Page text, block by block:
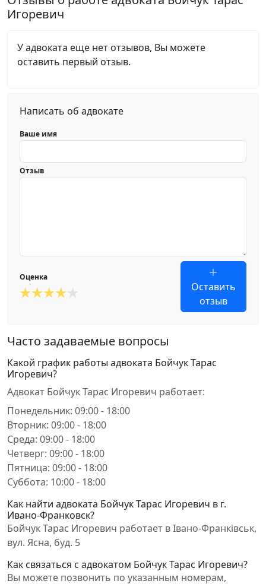
Игоревич
У адвоката еще нет отзывов, Вы можете
оставить первый отзыв.
Написать об адвокате
Ваше имя
Отзыв
Оценка
Оставить
отзыв
Часто задаваемые вопросы
Какой график работы адвоката Бойчук Тарас
Игоревич?
Адвокат Бойчук Тарас Игоревич работает:
Понедельник: 09:00 - 18:00
Вторник: 09:00 - 18:00
Среда: 09:00 - 18:00
Четверг: 09:00 - 18:00
Пятница: 09:00 - 18:00
Суббота: 10:00 - 18:00
Как найти адвоката Бойчук Тарас Игоревич в г.
Ивано-Франковск?
Бойчук Тарас Игоревич работает в Івано-Франківськ,
вул. Ясна, буд. 5
Как связаться с адвокатом Бойчук Тарас Игоревич?
Вы можете позвонить по указанным номерам,